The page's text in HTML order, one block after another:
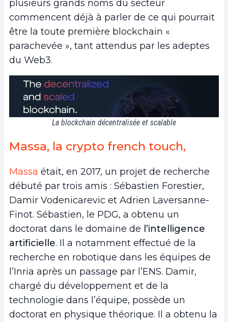
plusieurs grands noms du secteur
commencent déjà à parler de ce qui pourrait
être la toute première blockchain «
parachevée », tant attendus par les adeptes
du Web3.
La blockchain décentralisée et scalable
Massa, la crypto french touch,
Massa était, en 2017, un projet de recherche
débuté par trois amis : Sébastien Forestier,
Damir Vodenicarevic et Adrien Laversanne-
Finot. Sébastien, le PDG, a obtenu un
doctorat dans le domaine de l’intelligence
artificielle. Il a notamment effectué de la
recherche en robotique dans les équipes de
l’Inria après un passage par l’ENS. Damir,
chargé du développement et de la
technologie dans l’équipe, possède un
doctorat en physique théorique. Il a obtenu la